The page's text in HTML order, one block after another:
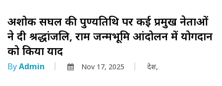
अशोक सिंघल की पुण्यतिथि पर कई प्रमुख नेताओं
ने दी श्रद्धांजलि, राम जन्मभूमि आंदोलन में योगदान
को किया याद
ByAdmin Nov 17, 2025 देश,